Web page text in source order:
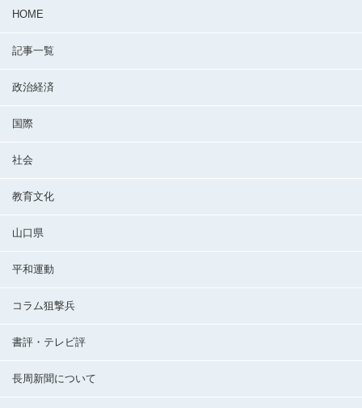
HOME
記事一覧
政治経済
国際
社会
教育文化
山口県
平和運動
コラム狙撃兵
書評・テレビ評
長周新聞について